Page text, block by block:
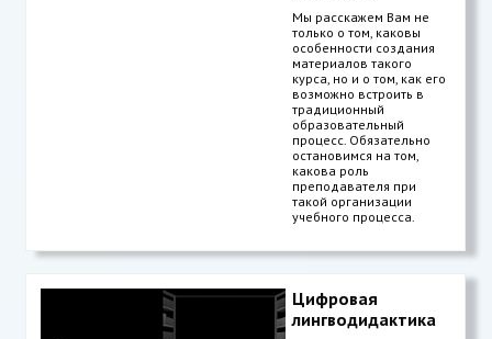
Мы расскажем Вам не
только о том, каковы
особенности создания
материалов такого
курса, но и о том, как его
возможно встроить в
традиционный
образовательный
процесс. Обязательно
остановимся на том,
какова роль
преподавателя при
такой организации
учебного процесса.
Цифровая
лингводидактика